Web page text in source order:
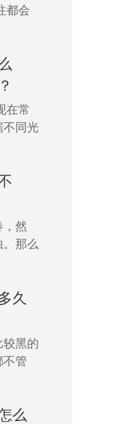
都会
在常
不同光
，然
。那么
久
较黑的
不管
么